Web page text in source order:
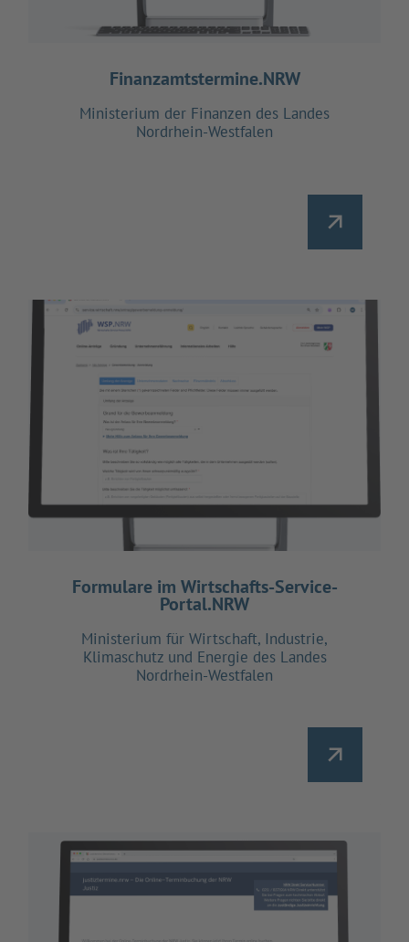
Finanzamtstermine.NRW
Ministerium der Finanzen des Landes
Nordrhein-Westfalen
Formulare im Wirtschafts-Service-
Portal.NRW
Ministerium für Wirtschaft, Industrie,
Klimaschutz und Energie des Landes
Nordrhein-Westfalen